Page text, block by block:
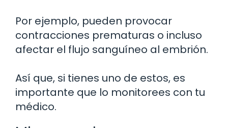
Por ejemplo, pueden provocar
contracciones prematuras o incluso
afectar el flujo sanguíneo al embrión.
Así que, si tienes uno de estos, es
importante que lo monitorees con tu
médico.